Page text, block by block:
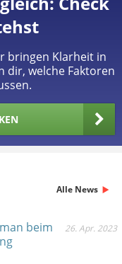
bringen Klarheit in
dir, welche Faktoren
Alle News
beim
26. Apr. 2023